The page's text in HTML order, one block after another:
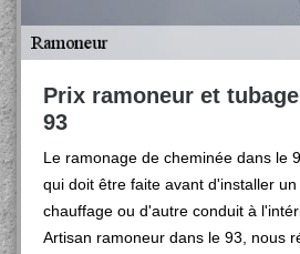
Prix ramoneur et
93
Le ramonage de cheminée dans le
qui doit être faite avant d'installer
chauffage ou d'autre conduit à
Artisan ramoneur dans le 93, nous